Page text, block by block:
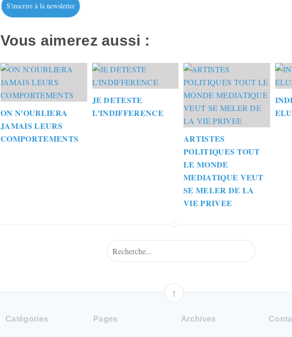
S'inscrire à la newsletter
Vous aimerez aussi :
ON N'OUBLIERA
JAMAIS LEURS
COMPORTEMENTS
JE DETESTE
L'INDIFFERENCE
ARTISTES
POLITIQUES TOUT
LE MONDE
MEDIATIQUE VEUT
SE MELER DE LA
VIE PRIVEE
Catégories Pages Archives